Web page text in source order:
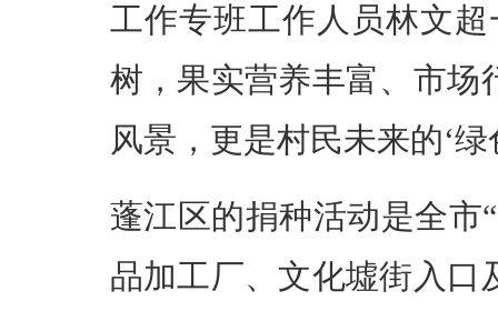
工作专班工作人员林文
树，果实营养丰富、市场
风景，更是村民未来的‘绿
蓬江区的捐种活动是全市
品加工厂、文化墟街入口